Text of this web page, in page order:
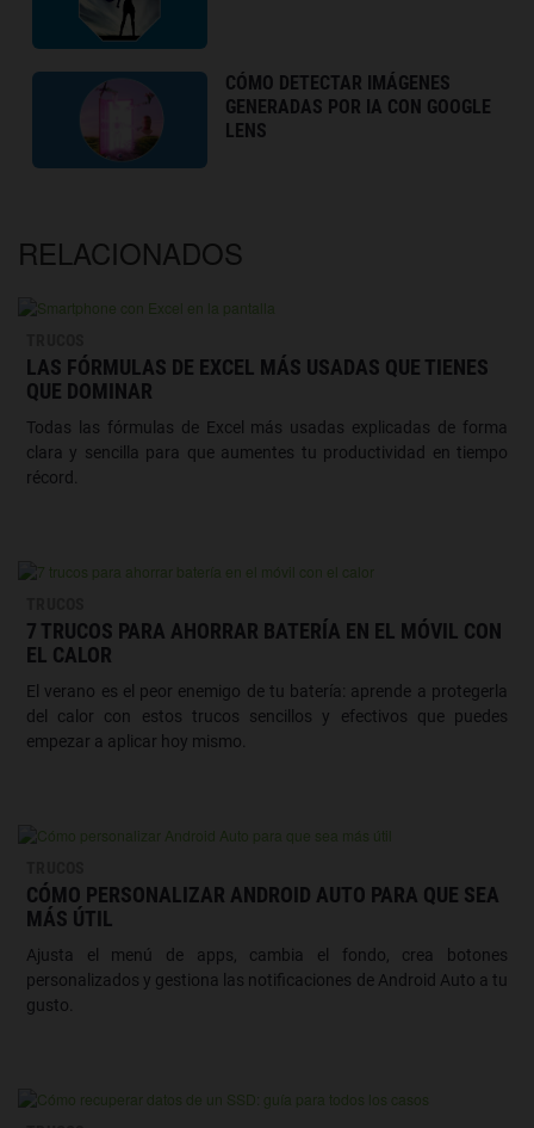
CÓMO DETECTAR IMÁGENES
GENERADAS POR IA CON GOOGLE
LENS
RELACIONADOS
LAS FÓRMULAS DE EXCEL MÁS USADAS QUE TIENES
QUE DOMINAR
Todas las fórmulas de Excel más usadas explicadas de forma
clara y sencilla para que aumentes tu productividad en tiempo
récord.
7 TRUCOS PARA AHORRAR BATERÍA EN EL MÓVIL CON
EL CALOR
El verano es el peor enemigo de tu batería: aprende a protegerla
del calor con estos trucos sencillos y efectivos que puedes
empezar a aplicar hoy mismo.
CÓMO PERSONALIZAR ANDROID AUTO PARA QUE SEA
MÁS ÚTIL
Ajusta el menú de apps, cambia el fondo, crea botones
personalizados y gestiona las notificaciones de Android Auto a tu
gusto.